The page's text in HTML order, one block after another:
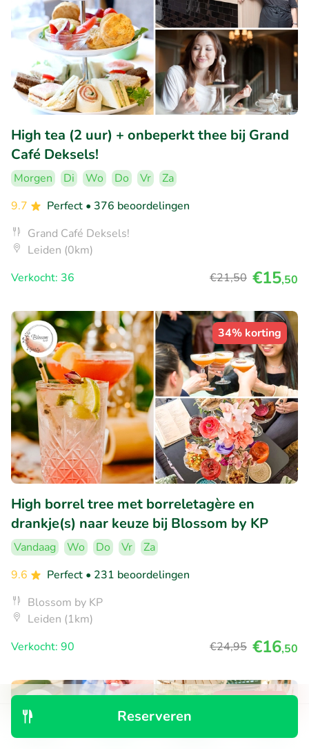
Reserveren
High tea (2 uur) + onbeperkt thee bij Grand
Café Deksels!
Morgen Di Wo Do Vr
Za
9.7
Perfect • 376 beoordelingen
Grand Café Deksels!
Leiden (0km)
Verkocht: 36
€21,50 €15,50
34% korting
High borrel tree met borreletagère en
drankje(s) naar keuze bij Blossom by KP
Vandaag Wo Do Vr
Za
9.6
Perfect • 231 beoordelingen
Blossom by KP
Leiden (1km)
Verkocht: 90
€24,95 €16,50